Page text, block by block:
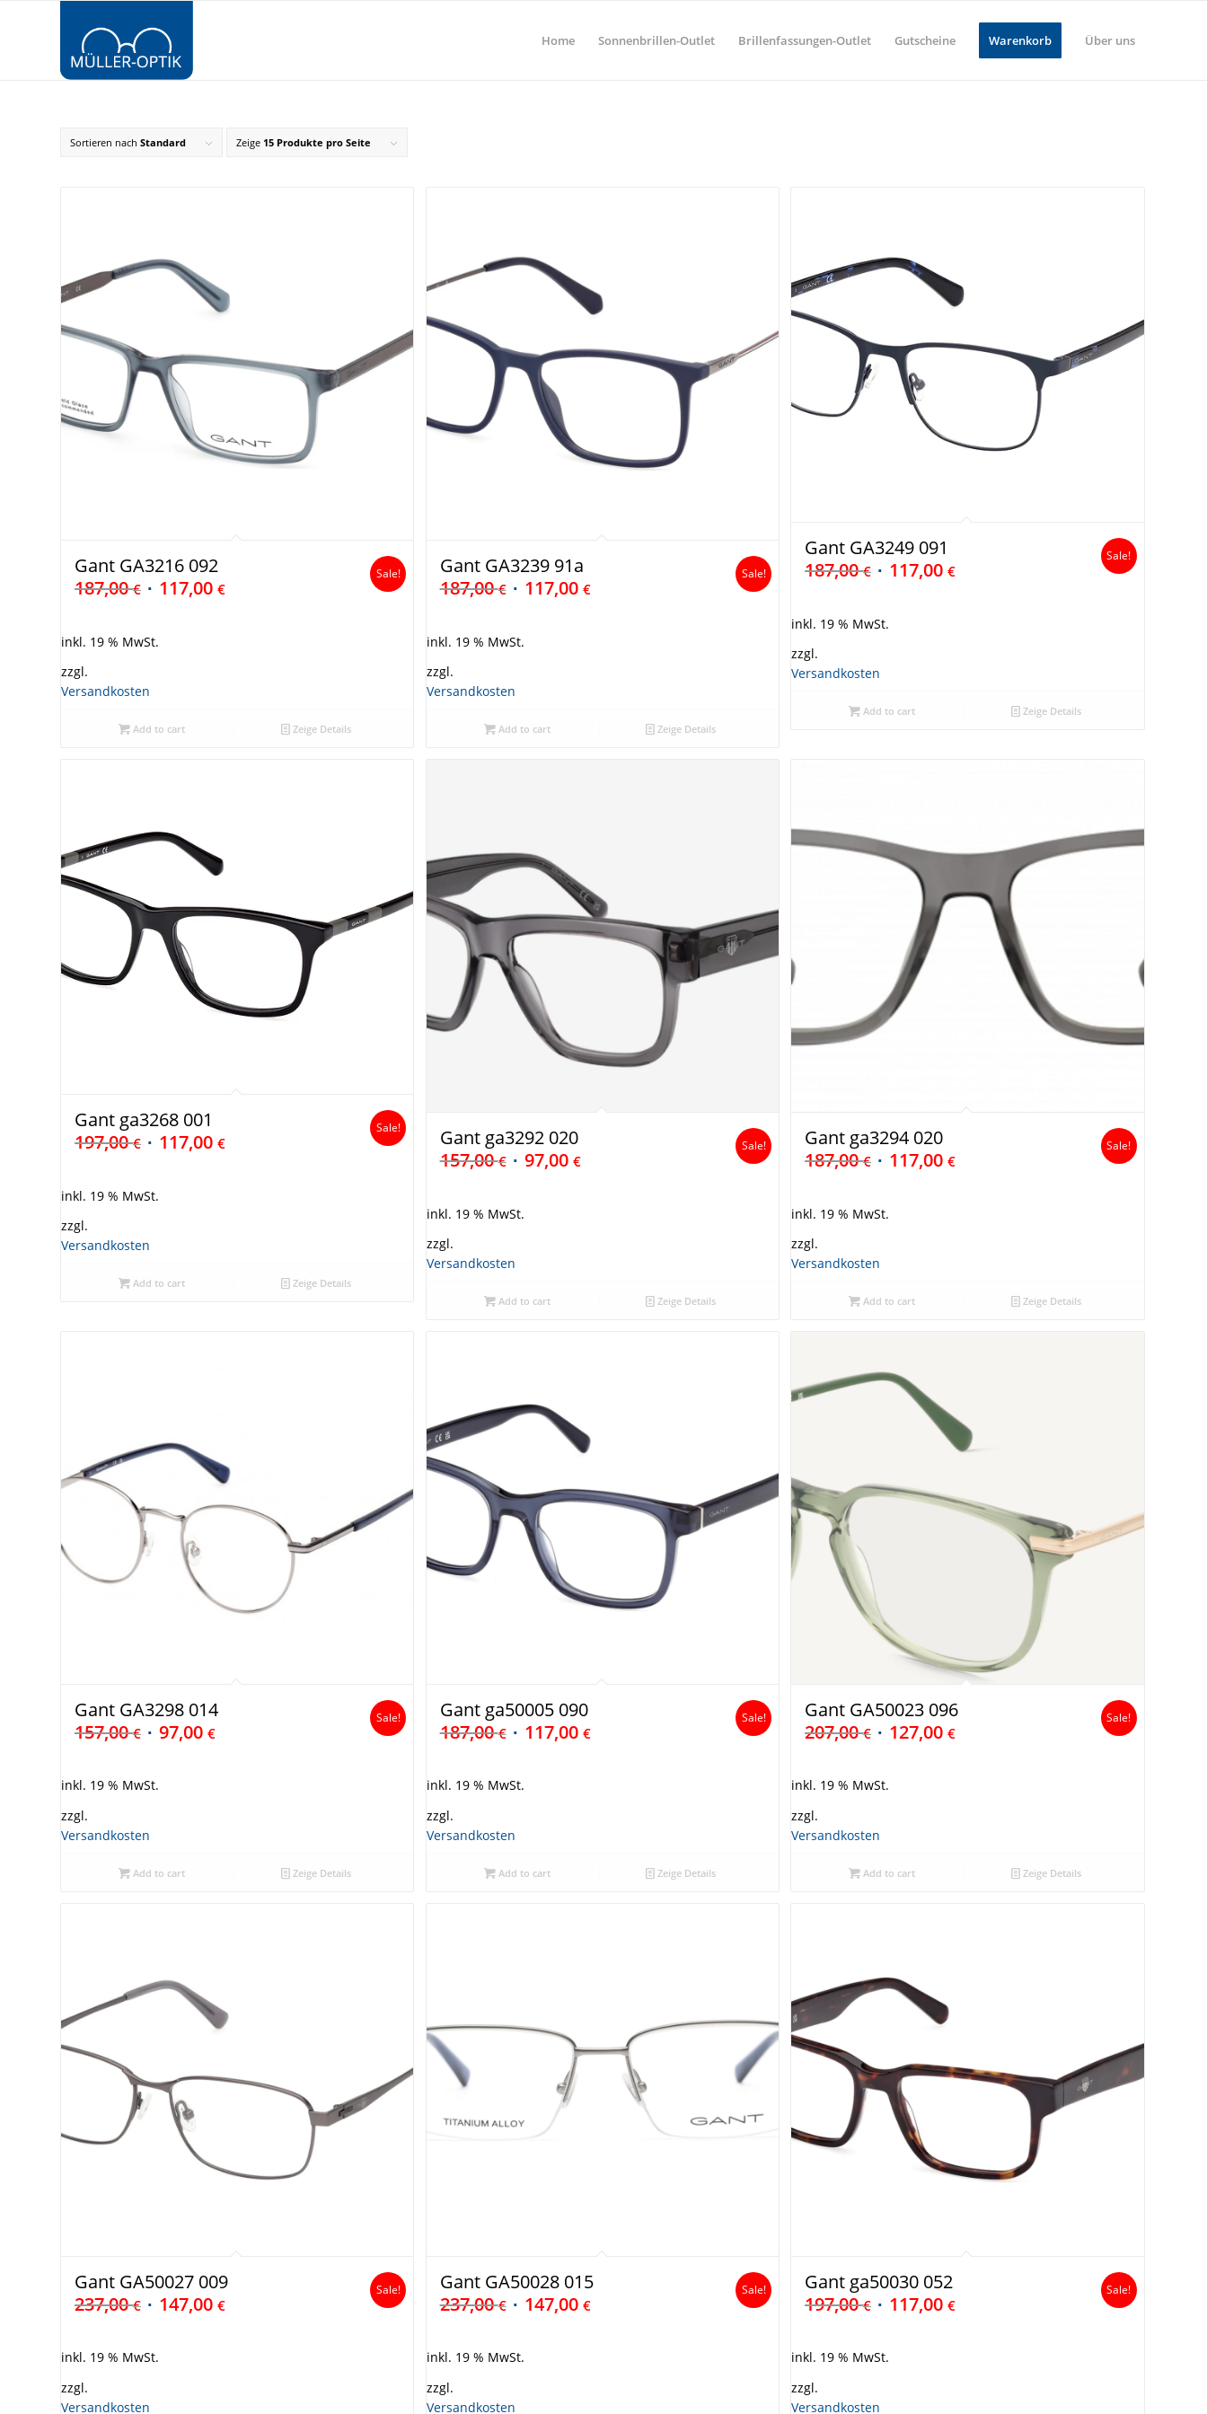
Home Sonnenbrillen-Outlet Brillenfassungen-Outlet Gutscheine Warenkorb Über uns
Sortieren nach Standard Zeige 15 Produkte pro Seite
Gant GA3216 092
187,00€ 117,00 €
Sale!
inkl. 19 % MwSt.
zzgl.
Versandkosten
Add to cart Zeige Details
Gant GA3239 91a
187,00€ 117,00 €
Sale!
inkl. 19 % MwSt.
zzgl.
Versandkosten
Add to cart Zeige Details
Gant GA3249 091
187,00€ 117,00€
Sale!
inkl. 19 % MwSt.
zzgl.
Versandkosten
Add to cart Zeige Details
Gant ga3268 001
197,00€ 117,00 €
Sale!
inkl. 19 % MwSt.
zzgl.
Versandkosten
Add to cart Zeige Details
Gant ga3292 020
157,00€ 97,00 €
Sale!
inkl. 19 % MwSt.
zzgl.
Versandkosten
Add to cart Zeige Details
Gant ga3294 020
187,00€ 117,00€
Sale!
inkl. 19 % MwSt.
zzgl.
Versandkosten
Add to cart Zeige Details
Gant GA3298 014
157,00€ 97,00 €
Sale!
inkl. 19 % MwSt.
zzgl.
Versandkosten
Add to cart Zeige Details
Gant ga50005 090
187,00€ 117,00 €
Sale!
inkl. 19 % MwSt.
zzgl.
Versandkosten
Add to cart Zeige Details
Gant GA50023 096
207,00€ 127,00€
Sale!
inkl. 19 % MwSt.
zzgl.
Versandkosten
Add to cart Zeige Details
Gant GA50027 009
237,00€ 147,00 €
Sale!
inkl. 19 % MwSt.
zzgl.
Versandkosten
Gant GA50028 015
237,00€ 147,00 €
Sale!
inkl. 19 % MwSt.
zzgl.
Versandkosten
Gant ga50030 052
197,00€ 117,00€
Sale!
inkl. 19 % MwSt.
zzgl.
Versandkosten